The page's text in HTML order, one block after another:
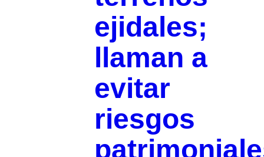
ejidales;
llaman a
evitar
riesgos